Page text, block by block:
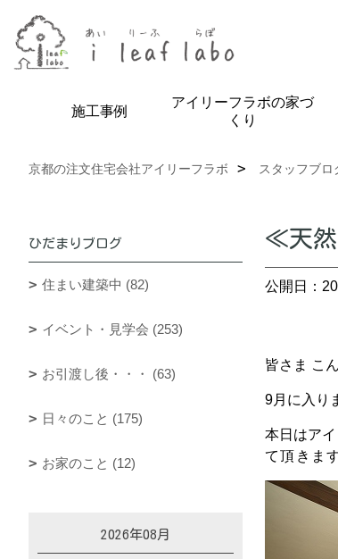
施工事例
アイリーフラボの家づ
くり
京都の注文住宅会社アイリーフラボ スタッフブロ
≪天然
公開日：
皆さま こ
9月に入り
本日はア
て頂きま
ひだまりブログ
住まい建築中 (82)
イベント・見学会 (253)
お引渡し後・・・ (63)
日々のこと (175)
お家のこと (12)
2026年08月